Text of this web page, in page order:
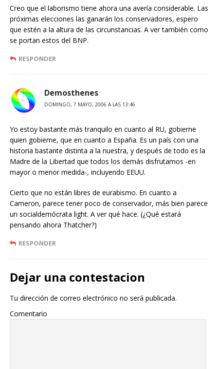
Creo que el laborismo tiene ahora una avería considerable. Las
próximas elecciones las ganarán los conservadores, espero
que estén a la altura de las circunstancias. A ver también como
se portan estos del BNP.
RESPONDER
Demosthenes
DOMINGO, 7 MAYO, 2006 A LAS 13:46
Yo estoy bastante más tranquilo en cuanto al RU, gobierne
quien gobierne, que en cuanto a España. Es un país con una
historia bastante distinta a la nuestra, y después de todo es la
Madre de la Libertad que todos los demás disfrutamos -en
mayor o menor medida-, incluyendo EEUU.
Cierto que no están libres de eurabismo. En cuanto a
Cameron, parece tener poco de conservador, más bien parece
un socialdemócrata light. A ver qué hace. (¿Qué estará
pensando ahora Thatcher?)
RESPONDER
Dejar una contestacion
Tu dirección de correo electrónico no será publicada.
Comentario